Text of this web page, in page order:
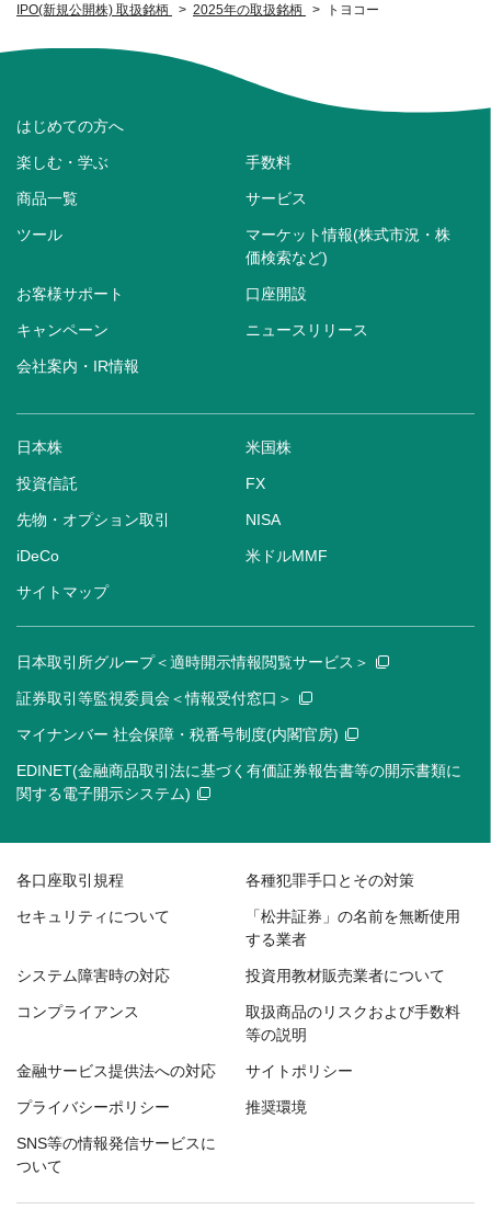
IPO(新規公開株) 取扱銘柄
2025年の取扱銘柄 トヨコー
はじめての方へ
楽しむ・学ぶ 手数料
商品一覧 サービス
ツール
マーケット情報(株式市況・株
価検索など)
お客様サポート 口座開設
キャンペーン ニュースリリース
会社案内・IR情報
日本株 米国株
投資信託 FX
先物・オプション取引 NISA
iDeCo 米ドルMMF
サイトマップ
日本取引所グループ＜適時開示情報閲覧サービス＞
証券取引等監視委員会＜情報受付窓口＞
マイナンバー 社会保障・税番号制度(内閣官房)
EDINET(金融商品取引法に基づく有価証券報告書等の開示書類に
関する電子開示システム)
各口座取引規程 各種犯罪手口とその対策
セキュリティについて
「松井証券」の名前を無断使用
する業者
システム障害時の対応 投資用教材販売業者について
コンプライアンス
取扱商品のリスクおよび手数料
等の説明
金融サービス提供法への対応 サイトポリシー
プライバシーポリシー 推奨環境
SNS等の情報発信サービスに
ついて